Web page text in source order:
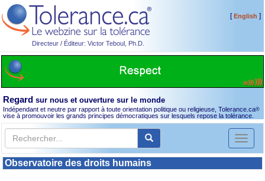
Directeur / Éditeur: Victor Teboul, Ph.D.
[English ]
Regard sur nous et ouverture sur le monde
Indépendant et neutre par rapport à toute orientation politique ou religieuse, Tolerance.ca®
vise à promouvoir les grands principes démocratiques sur lesquels repose la tolérance.
Toggle
Observatoire des droits humains